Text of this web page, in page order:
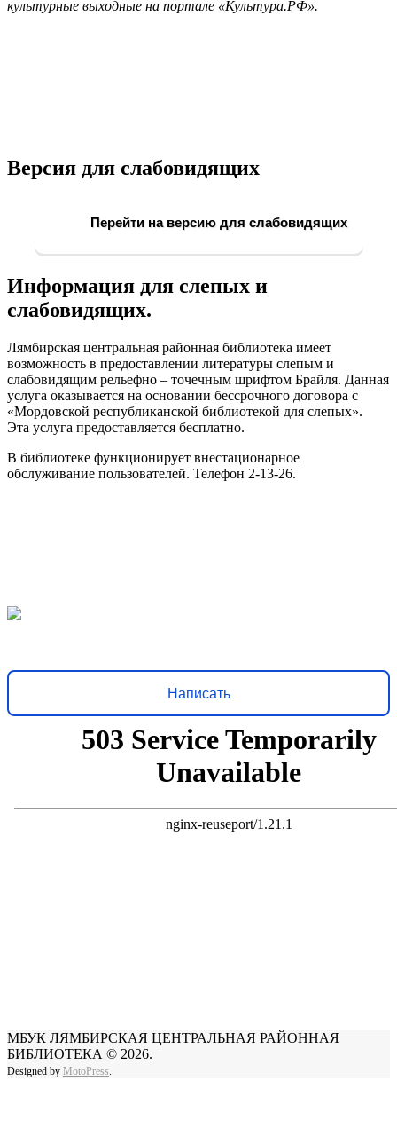
культурные выходные на портале «Культура.РФ».
Версия для слабовидящих
Перейти на версию для слабовидящих
Информация для слепых и
слабовидящих.
Лямбирская центральная районная библиотека имеет
возможность в предоставлении литературы слепым и
слабовидящим рельефно – точечным шрифтом Брайля. Данная
услуга оказывается на основании бессрочного договора с
«Мордовской республиканской библиотекой для слепых».
Эта услуга предоставляется бесплатно.
В библиотеке функционирует внестационарное
обслуживание пользователей. Телефон 2-13-26.
Написать
МБУК ЛЯМБИРСКАЯ ЦЕНТРАЛЬНАЯ РАЙОННАЯ
БИБЛИОТЕКА © 2026.
Designed by MotoPress.